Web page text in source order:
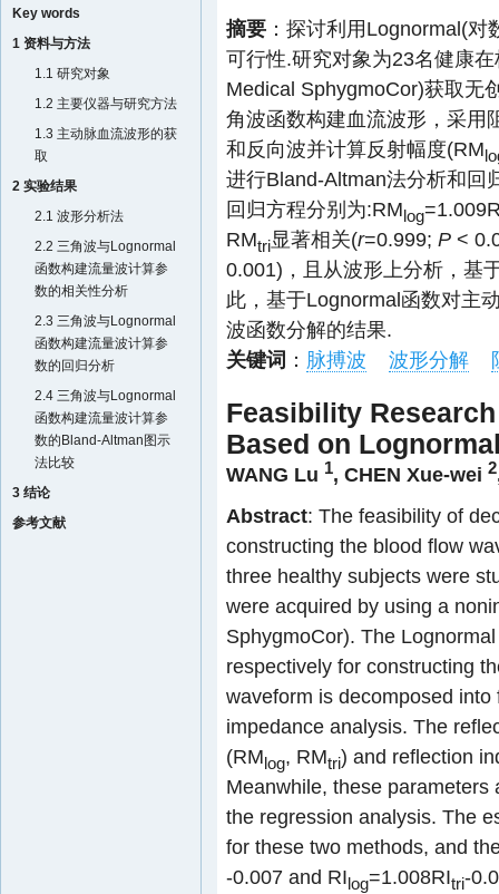
Key words
1 资料与方法
1.1 研究对象
1.2 主要仪器与研究方法
1.3 主动脉血流波形的获
取
2 实验结果
2.1 波形分析法
2.2 三角波与Lognormal
函数构建流量波计算参
数的相关性分析
2.3 三角波与Lognormal
函数构建流量波计算参
数的回归分析
2.4 三角波与Lognormal
函数构建流量波计算参
数的Bland-Altman图示
法比较
3 结论
参考文献
摘要 ：探讨利用Lognormal(
可行性.研究对象为23名健康
Medical SphygmoCor)获取无
角波函数构建血流波形，采用
和反向波并计算反射幅度(RM
进行Bland-Altman法分析和回
回归方程分别为:RMlog
RMtri显著相关(r=0.999; P <
0.001)，且从波形上分析，基
此，基于Lognormal函数对主
波函数分解的结果.
关键词 ： 脉搏波 波形分解
Feasibility
Based on
WANG Lu 1, CHEN Xue-wei 2
Abstract: The feasibility of
constructing the blood flow
three healthy subjects were
were acquired by using a
SphygmoCor). The
respectively for constructing
waveform is decomposed
impedance analysis. The
(RMlog, RMtri) and reflection
Meanwhile, these
the regression analysis. The
for these two methods, and
-0.007 and RIlog=1.008RItri-